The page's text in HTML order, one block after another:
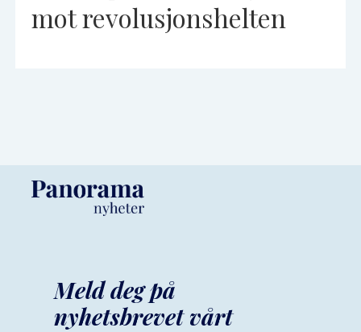
mot revolusjonshelten
Meld deg på
nyhetsbrevet vårt